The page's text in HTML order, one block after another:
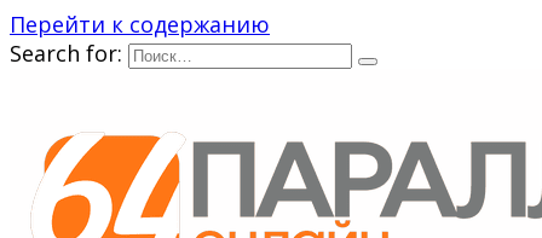
Перейти к содержанию
Search for: